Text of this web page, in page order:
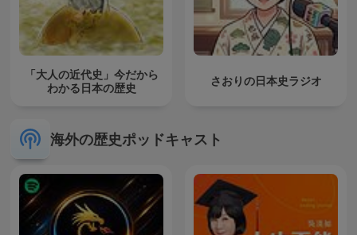
「大人の近代史」今だから
わかる日本の歴史
さおりの日本史ラジオ
海外の歴史ポッドキャスト